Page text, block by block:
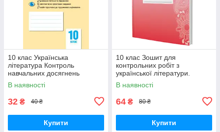
10 клас Українська
література Контроль
навчальних досягнень
Паращич В.В. Ранок
В наявності
32 ₴ 40 ₴
Купити
10 клас Зошит для
контрольних робіт з
української літератури.
Авраменко О. Грамота
В наявності
64 ₴ 80 ₴
Купити